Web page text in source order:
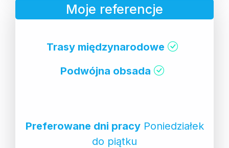
Moje referencje
Trasy międzynarodowe
Podwójna obsada
Preferowane dni pracyPoniedziałek
do piątku